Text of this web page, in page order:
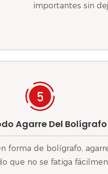
importantes sin
Agarre Del Bolígrafo
forma de bolígrafo,
que no se fatiga